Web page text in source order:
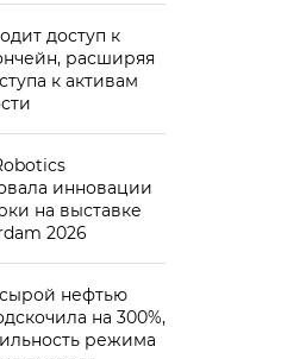
доступ к
расширяя
к активам
инновации
на выставке
2026
нефтью
на 300%,
режима